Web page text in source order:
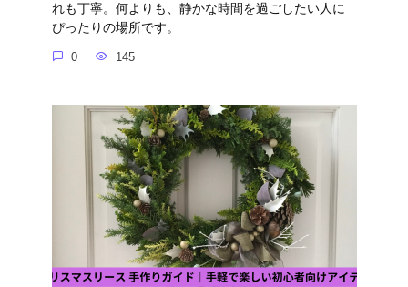
れも丁寧。何よりも、静かな時間を過ごしたい人に
ぴったりの場所です。
0 145